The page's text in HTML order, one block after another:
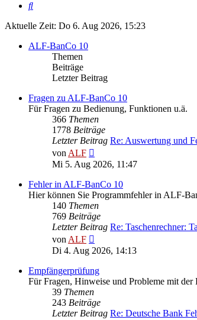
Suche
Aktuelle Zeit: Do 6. Aug 2026, 15:23
ALF-BanCo 10
Themen
Beiträge
Letzter Beitrag
Fragen zu ALF-BanCo 10
Für Fragen zu Bedienung, Funktionen u.ä.
366 Themen
1778 Beiträge
Letzter Beitrag Re: Auswertung und
vonALF
Beitrag
Mi 5. Aug 2026, 11:47
Fehler in ALF-BanCo 10
Hier können Sie Programmfehler in ALF-
140 Themen
769 Beiträge
Letzter Beitrag Re: Taschenrechner:
vonALF
Beitrag
Di 4. Aug 2026, 14:13
Empfängerprüfung
Für Fragen, Hinweise und Probleme mit
39 Themen
243 Beiträge
Letzter Beitrag Re: Deutsche Bank